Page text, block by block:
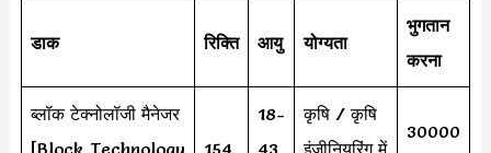
डाक रिक्ति आयु योग्यता
भुगतान
करना
ब्लॉक टेक्नोलॉजी मैनेजर
[Block Technology
154
18-
43
कृषि / कृषि
इंजीनियरिंग में
30000